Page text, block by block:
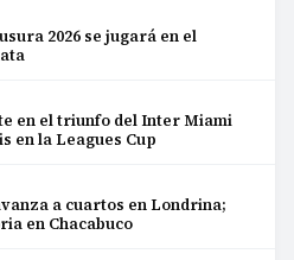
2026 se jugará en el
en el triunfo del Inter Miami
en la Leagues Cup
a cuartos en Londrina;
en Chacabuco